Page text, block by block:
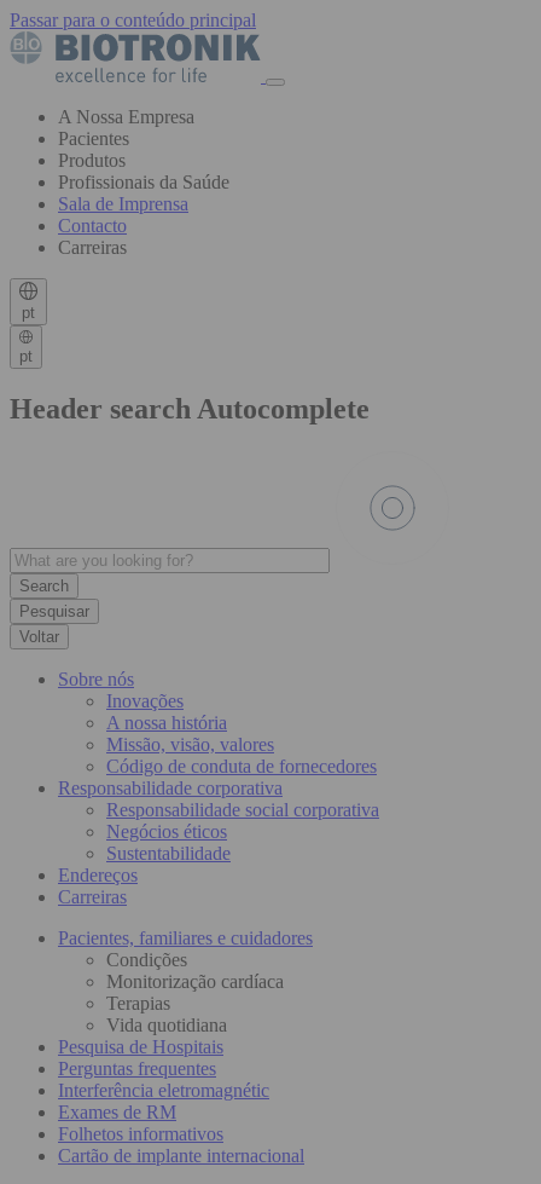
Passar para o conteúdo principal
A Nossa Empresa
Pacientes
Produtos
Profissionais da Saúde
Sala de Imprensa
Contacto
Carreiras
pt
pt
Header search Autocomplete
Pesquisar
Voltar
Sobre nós
Inovações
A nossa história
Missão, visão, valores
Código de conduta de fornecedores
Responsabilidade corporativa
Responsabilidade social corporativa
Negócios éticos
Sustentabilidade
Endereços
Carreiras
Pacientes, familiares e cuidadores
Condições
Monitorização cardíaca
Terapias
Vida quotidiana
Pesquisa de Hospitais
Perguntas frequentes
Interferência eletromagnétic
Exames de RM
Folhetos informativos
Cartão de implante internacional